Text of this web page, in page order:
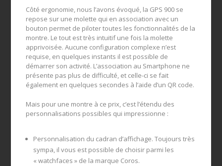
Côté ergonomie, nous l’avons évoqué, la GPS 900 se
repose sur une molette qui en association avec un
bouton permet de piloter toutes les fonctionnalités de la
montre. Le tout est très intuitif une fois la molette
apprivoisée. Aucune configuration complexe n’est
requise, en quelques instants il est possible de
démarrer son activité. L’association au Smartphone ne
présente pas plus de difficulté, et celle-ci se fait
également en quelques secondes à l’aide d’un QR code.
Mais pour une montre à ce prix, c’est l’étendu des
personnalisations possibles qui impressionne :
Personnalisation du cadran d’affichage. Toujours très
sympa, il vous est possible de choisir parmi les
« watchfaces » de la marque Coros.